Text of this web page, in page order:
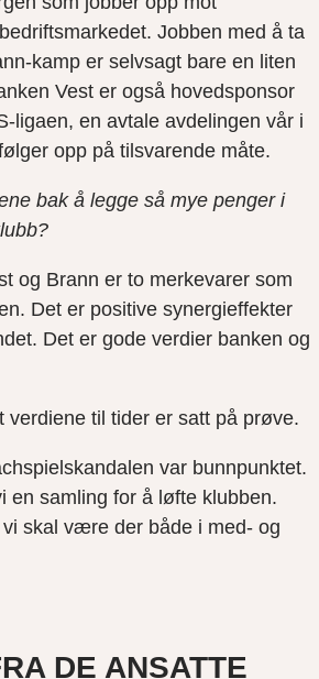
Jobben med å ta
kamp er selvsagt bare en liten
Vest er også hovedsponsor
ligaen, en avtale avdelingen vår i
opp på tilsvarende måte.
bak å legge så mye penger i
og Brann er to merkevarer som
Det er positive synergieffekter
Det er gode verdier banken og
verdiene til tider er satt på prøve.
var bunnpunktet.
en samling for å løfte klubben.
skal være der både i med- og
DE ANSATTE